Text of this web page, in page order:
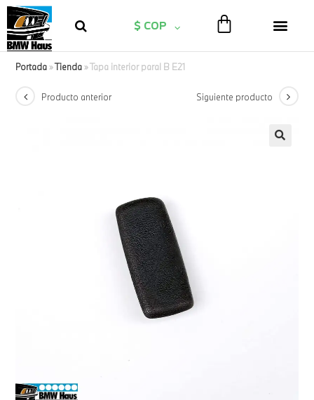
$ COP
Portada»Tienda»Tapa interior paral B E21
Producto anterior Siguiente producto